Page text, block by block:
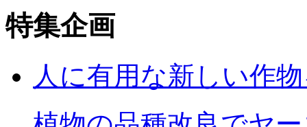
特集企画
人に有用な新しい作